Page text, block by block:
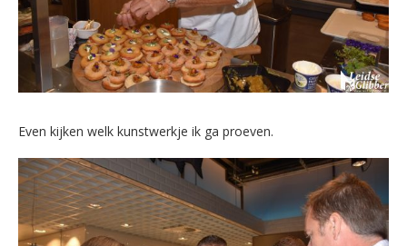
Even kijken welk kunstwerkje ik ga proeven.